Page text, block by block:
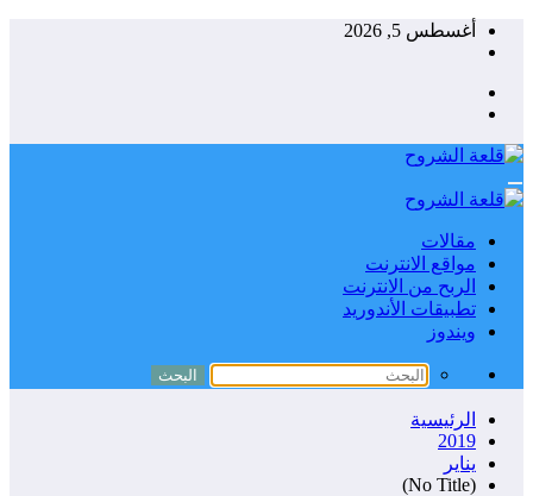
التجاوزأغسطس 5, 2026
مقالات
مواقع الانترنت
الربح من الانترنت
تطبيقات الأندوريد
ويندوز
الرئيسية
2019
يناير
(No Title)